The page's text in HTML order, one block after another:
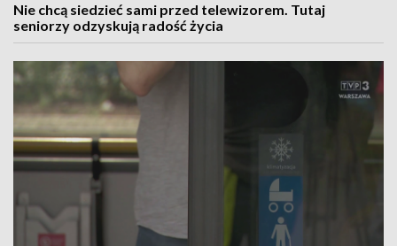
Nie chcą siedzieć sami przed telewizorem. Tutaj
seniorzy odzyskują radość życia